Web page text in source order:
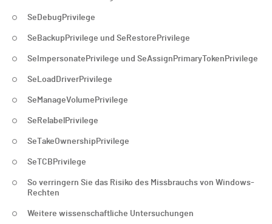
SeDebugPrivilege
SeBackupPrivilege und SeRestorePrivilege
SeImpersonatePrivilege und SeAssignPrimaryTokenPrivilege
SeLoadDriverPrivilege
SeManageVolumePrivilege
SeRelabelPrivilege
SeTakeOwnershipPrivilege
SeTCBPrivilege
So verringern Sie das Risiko des Missbrauchs von Windows-
Rechten
Weitere wissenschaftliche Untersuchungen